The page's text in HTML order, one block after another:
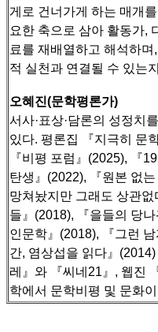
게로 건너가게 하는 매개
요한 축으로 삼아 활동가,
료를 재배열하고 해석하
적 실천과 연결될 수 있는
오혜진(문학평론가)
서사·표상·담론의 성정치
있다. 평론집 『지극히 문
『비평 포럼』(2025), 『
탄생』(2022), 『원본 없
망쳐놨지만 그래도 상관없
들』(2018), 『을들의 당
인문학』(2018), 『그런
간, 염상섭을 읽다』
레』와 『씨네21』, 웹진
학에서 문학비평 및 문화